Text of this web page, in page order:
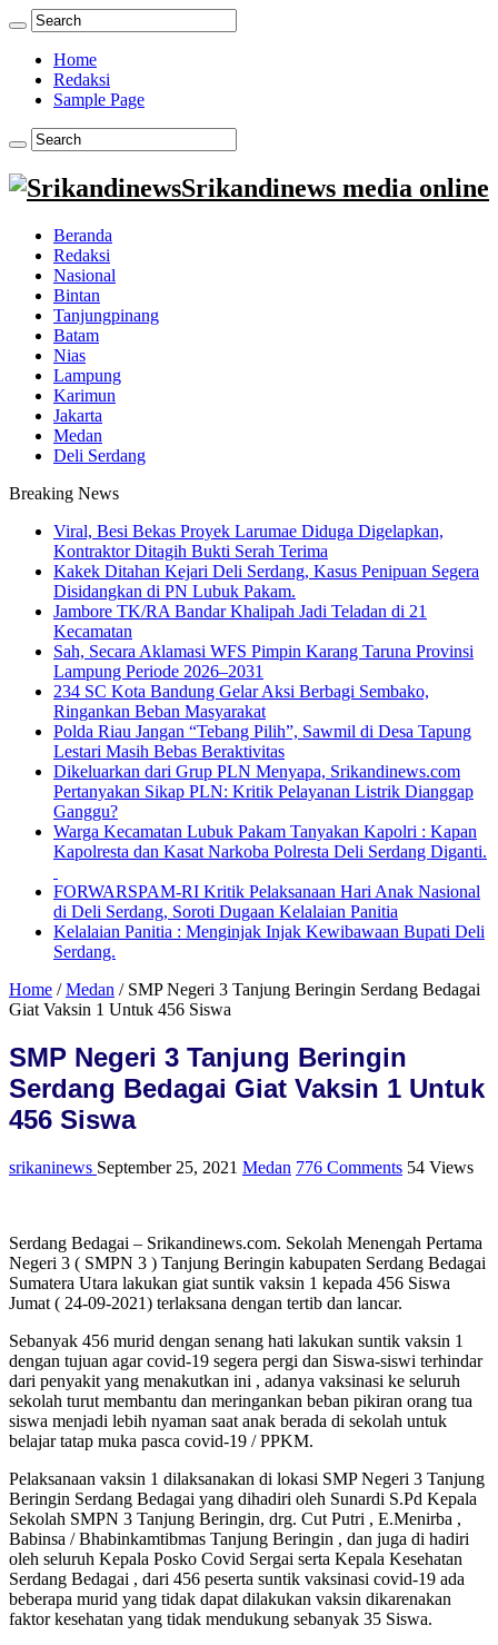
Home
Redaksi
Sample Page
Srikandinews media online
Beranda
Redaksi
Nasional
Bintan
Tanjungpinang
Batam
Nias
Lampung
Karimun
Jakarta
Medan
Deli Serdang
Breaking News
Viral, Besi Bekas Proyek Larumae Diduga Digelapkan,
Kontraktor Ditagih Bukti Serah Terima
Kakek Ditahan Kejari Deli Serdang, Kasus Penipuan Segera
Disidangkan di PN Lubuk Pakam.
Jambore TK/RA Bandar Khalipah Jadi Teladan di 21
Kecamatan
Sah, Secara Aklamasi WFS Pimpin Karang Taruna Provinsi
Lampung Periode 2026–2031
234 SC Kota Bandung Gelar Aksi Berbagi Sembako,
Ringankan Beban Masyarakat
Polda Riau Jangan “Tebang Pilih”, Sawmil di Desa Tapung
Lestari Masih Bebas Beraktivitas
Dikeluarkan dari Grup PLN Menyapa, Srikandinews.com
Pertanyakan Sikap PLN: Kritik Pelayanan Listrik Dianggap
Ganggu?
Warga Kecamatan Lubuk Pakam Tanyakan Kapolri : Kapan
Kapolresta dan Kasat Narkoba Polresta Deli Serdang Diganti.
FORWARSPAM-RI Kritik Pelaksanaan Hari Anak Nasional
di Deli Serdang, Soroti Dugaan Kelalaian Panitia
Kelalaian Panitia : Menginjak Injak Kewibawaan Bupati Deli
Serdang.
Home / Medan / SMP Negeri 3 Tanjung Beringin Serdang Bedagai
Giat Vaksin 1 Untuk 456 Siswa
SMP Negeri 3 Tanjung Beringin
Serdang Bedagai Giat Vaksin 1 Untuk
456 Siswa
srikaninews September 25, 2021 Medan 776 Comments 54 Views
Serdang Bedagai – Srikandinews.com. Sekolah Menengah Pertama
Negeri 3 ( SMPN 3 ) Tanjung Beringin kabupaten Serdang Bedagai
Sumatera Utara lakukan giat suntik vaksin 1 kepada 456 Siswa
Jumat ( 24-09-2021) terlaksana dengan tertib dan lancar.
Sebanyak 456 murid dengan senang hati lakukan suntik vaksin 1
dengan tujuan agar covid-19 segera pergi dan Siswa-siswi terhindar
dari penyakit yang menakutkan ini , adanya vaksinasi ke seluruh
sekolah turut membantu dan meringankan beban pikiran orang tua
siswa menjadi lebih nyaman saat anak berada di sekolah untuk
belajar tatap muka pasca covid-19 / PPKM.
Pelaksanaan vaksin 1 dilaksanakan di lokasi SMP Negeri 3 Tanjung
Beringin Serdang Bedagai yang dihadiri oleh Sunardi S.Pd Kepala
Sekolah SMPN 3 Tanjung Beringin, drg. Cut Putri , E.Menirba ,
Babinsa / Bhabinkamtibmas Tanjung Beringin , dan juga di hadiri
oleh seluruh Kepala Posko Covid Sergai serta Kepala Kesehatan
Serdang Bedagai , dari 456 peserta suntik vaksinasi covid-19 ada
beberapa murid yang tidak dapat dilakukan vaksin dikarenakan
faktor kesehatan yang tidak mendukung sebanyak 35 Siswa.